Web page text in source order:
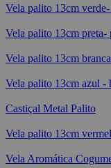
Vela palito 13cm
Vela palito 13cm preta-
Vela palito 13cm
Vela palito 13cm azul -
Castiçal Metal Palito
Vela palito 13cm
Vela Aromática